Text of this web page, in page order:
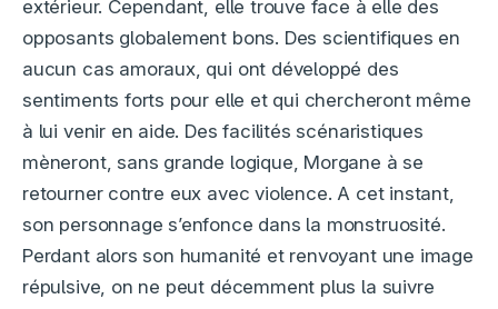
extérieur. Cependant, elle trouve face à elle des
opposants globalement bons. Des scientifiques en
aucun cas amoraux, qui ont développé des
sentiments forts pour elle et qui chercheront même
à lui venir en aide. Des facilités scénaristiques
mèneront, sans grande logique, Morgane à se
retourner contre eux avec violence. A cet instant,
son personnage s’enfonce dans la monstruosité.
Perdant alors son humanité et renvoyant une image
répulsive, on ne peut décemment plus la suivre